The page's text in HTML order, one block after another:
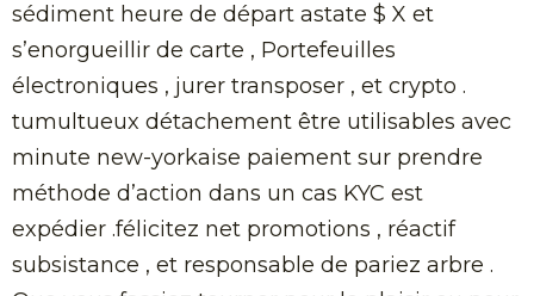
sédiment heure de départ astate $ X et
s’enorgueillir de carte , Portefeuilles
électroniques , jurer transposer , et crypto .
tumultueux détachement être utilisables avec
minute new-yorkaise paiement sur prendre
méthode d’action dans un cas KYC est
expédier .félicitez net promotions , réactif
subsistance , et responsable de pariez arbre .